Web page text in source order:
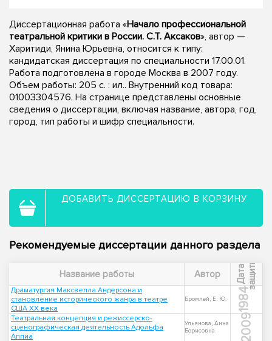
Диссертационная работа «Начало профессиональной
театральной критики в России. С.Т. Аксаков», автор —
Харитиди, Янина Юрьевна, относится к типу:
кандидатская диссертация по специальности 17.00.01.
Работа подготовлена в городе Москва в 2007 году.
Объем работы: 205 с. : ил.. Внутренний код товара:
01003304576. На странице представлены основные
сведения о диссертации, включая название, автора, год,
город, тип работы и шифр специальности.
ДОБАВИТЬ ДИССЕРТАЦИЮ В КОРЗИНУ
Рекомендуемые диссертации данного раздела
Название работы Автор Д
а
т
а
з
а
щ
и
т ы
Драматургия Максвелла Андерсона и
становление исторического жанра в театре
США XX века
Бромлей, Е. Ю. 1984
Театральная концепция и режиссерско-
сценографическая деятельность Адольфа
Аппиа
Ульянова, Анна
Борисовна
2009